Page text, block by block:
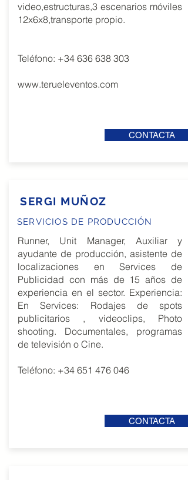
video,estructuras,3 escenarios móviles
12x6x8,transporte propio.
Teléfono: +34 636 638 303
www.terueleventos.com
CONTACTA
SERGI MUÑOZ
SERVICIOS DE PRODUCCIÓN
Runner, Unit Manager, Auxiliar y
ayudante de producción, asistente de
localizaciones en Services de
Publicidad con más de 15 años de
experiencia en el sector. Experiencia:
En Services: Rodajes de spots
publicitarios , videoclips, Photo
shooting. Documentales, programas
de televisión o Cine.
Teléfono: +34 651 476 046
CONTACTA